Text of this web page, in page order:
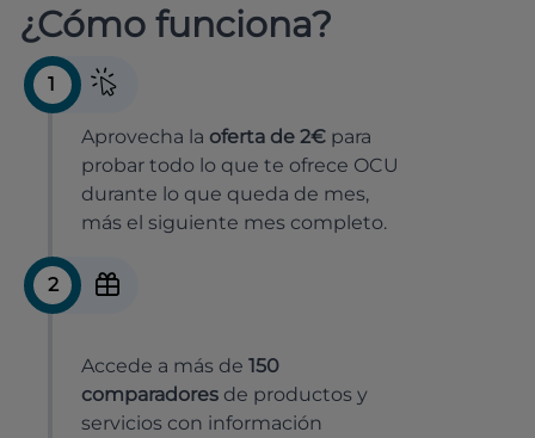
¿Cómo funciona?
1
Aprovecha la oferta de 2€ para
probar todo lo que te ofrece OCU
durante lo que queda de mes,
más el siguiente mes completo.
2
Accede a más de 150
comparadores de productos y
servicios con información